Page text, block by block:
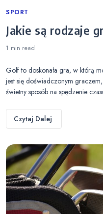
Categories
SPORT
Jakie są rodzaje
1 min read
Golf to doskonała gra, w którą
jest się doświadczonym
świetny sposób na spędzenie
Czytaj Dalej